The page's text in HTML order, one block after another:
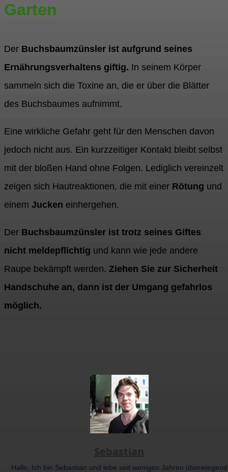
Garten
Der Buchsbaumzünsler ist aufgrund seines
Ernährungsverhaltens giftig. In seinem Körper
sammeln sich die Toxine an, die er über die Blätter
des Buchsbaumes aufnimmt.
Eine wirkliche Gefahr geht für den Menschen davon
jedoch nicht aus. Ein kurzzeitiger Kontakt bleibt selbst
mit der bloßen Hand ohne Folgen. Lediglich vereinzelt
zeigen sich Hautreaktionen, die mit einer Rötung und
einem Jucken einhergehen.
Der Buchsbaumzünsler ist trotz seines Giftes
nicht meldepflichtig und kann wie jede andere
Raupe bekämpft werden. Ziehen Sie zur Sicherheit
Handschuhe an, dann ist der Umgang gefahrlos
möglich.
Hallo, Ich bin Sebastian und lebe seit wenigen Jahren überwiegend